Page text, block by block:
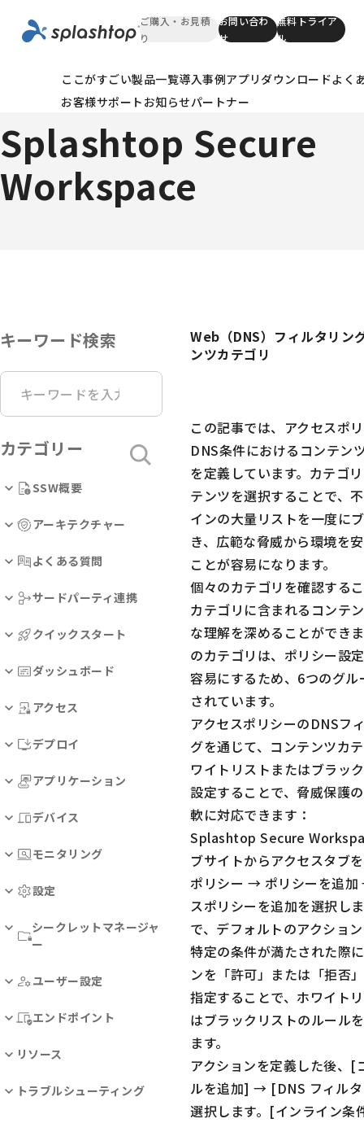
ご購入・お見積
り
お問い合わ
せ
無料トライア
ル
ここがすごい製品一覧導入事例アプリダウンロードよく
お客様サポート お知らせパートナー
SSWテクニカルnote
Splashtop Secure
Workspace
キーワード検索
カテゴリー
SSW概要
アーキテクチャー
よくある質問
サードパーティ連携
クイックスタート
ダッシュボード
アクセス
デプロイ
アプリケーション
デバイス
モニタリング
設定
シークレットマネージャ
ー
ユーザー設定
エンドポイント
リソース
トラブルシューティング
Web（DNS）フィルタリン
ンツカテゴリ
この記事では、アクセスポ
DNS条件におけるコンテン
を定義しています。カテゴ
テンツを選択することで、
インの大量リストを一度に
き、広範な脅威から環境を
ことが容易になります。
個々のカテゴリを確認する
カテゴリに含まれるコンテ
な理解を深めることができ
のカテゴリは、ポリシー設
容易にするため、6つのグル
されています。
アクセスポリシーのDNSフ
グを通じて、コンテンツカ
ワイトリストまたはブラッ
設定することで、脅威保護
軟に対応できます：
Splashtop Secure
ブサイトからアクセスタブ
ポリシー → ポリシーを追
スポリシーを追加を選択し
で、デフォルトのアクショ
特定の条件が満たされた際
ンを「許可」または「拒否
指定することで、ホワイト
はブラックリストのルール
ます。
アクションを定義した後、[
ルを追加] → [DNS フィル
選択します。[インライン条